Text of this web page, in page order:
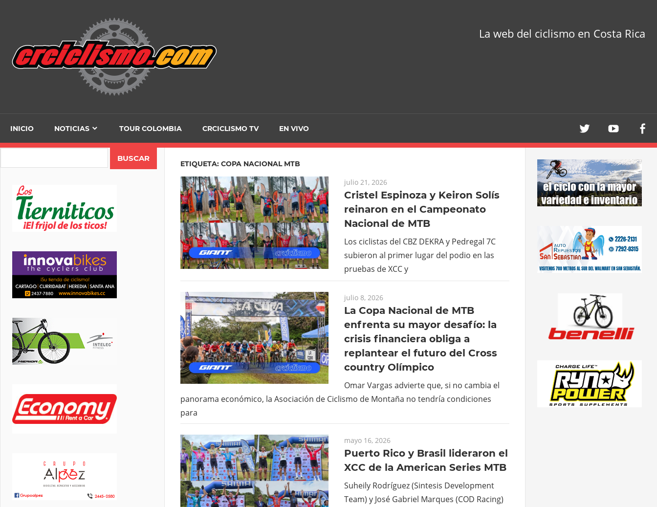
La web del ciclismo en Costa Rica
INICIO NOTICIAS TOUR COLOMBIA CRCICLISMO TV EN VIVO
ETIQUETA: COPA NACIONAL MTB
julio 21, 2026
Cristel Espinoza y Keiron Solís
reinaron en el Campeonato
Nacional de MTB
Los ciclistas del CBZ DEKRA y Pedregal 7C
subieron al primer lugar del podio en las
pruebas de XCC y
julio 8, 2026
La Copa Nacional de MTB
enfrenta su mayor desafío: la
crisis financiera obliga a
replantear el futuro del Cross
country Olímpico
Omar Vargas advierte que, si no cambia el
panorama económico, la Asociación de Ciclismo de Montaña no tendría condiciones
para
mayo 16, 2026
Puerto Rico y Brasil lideraron el
XCC de la American Series MTB
Suheily Rodríguez (Sintesis Development
Team) y José Gabriel Marques (COD Racing)